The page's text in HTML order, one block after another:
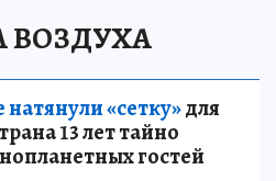
ВОЗДУХА
«сетку»для
13 лет тайно
гостей